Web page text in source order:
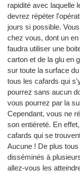
rapidité avec laquelle
devrez répéter
jours si possible.
chez vous, dont un
faudra utiliser une
carton et de la glu en
sur toute la surface
tous les cafards qui
pourrez sans aucun
vous pourrez par la
Cependant, vous ne
son entièreté. En
cafards qui se
Aucune ! De plus
disséminés à
allez-vous les